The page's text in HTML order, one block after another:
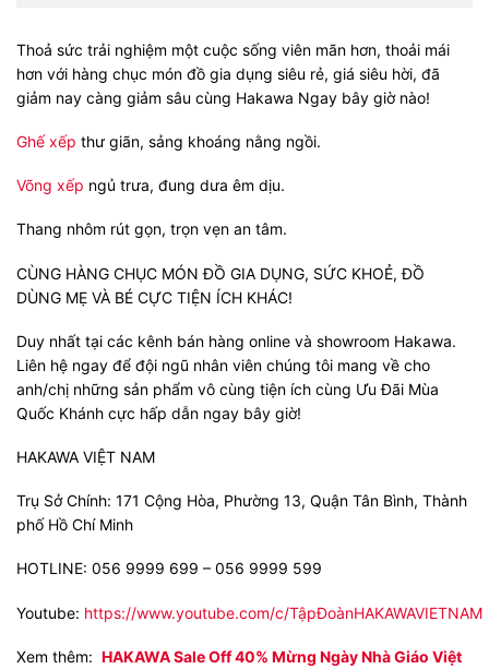
Thoả sức trải nghiệm một cuộc sống viên mãn hơn, thoải mái
hơn với hàng chục món đồ gia dụng siêu rẻ, giá siêu hời, đã
giảm nay càng giảm sâu cùng Hakawa Ngay bây giờ nào!
Ghế xếp thư giãn, sảng khoáng nằng ngồi.
Võng xếp ngủ trưa, đung dưa êm dịu.
Thang nhôm rút gọn, trọn vẹn an tâm.
CÙNG HÀNG CHỤC MÓN ĐỒ GIA DỤNG, SỨC KHOẺ, ĐỒ
DÙNG MẸ VÀ BÉ CỰC TIỆN ÍCH KHÁC!
Duy nhất tại các kênh bán hàng online và showroom Hakawa.
Liên hệ ngay để đội ngũ nhân viên chúng tôi mang về cho
anh/chị những sản phẩm vô cùng tiện ích cùng Ưu Đãi Mùa
Quốc Khánh cực hấp dẫn ngay bây giờ!
HAKAWA VIỆT NAM
Trụ Sở Chính: 171 Cộng Hòa, Phường 13, Quận Tân Bình, Thành
phố Hồ Chí Minh
HOTLINE: 056 9999 699 – 056 9999 599
Youtube: https://www.youtube.com/c/TậpĐoànHAKAWAVIETNAM
Xem thêm: HAKAWA Sale Off 40% Mừng Ngày Nhà Giáo Việt